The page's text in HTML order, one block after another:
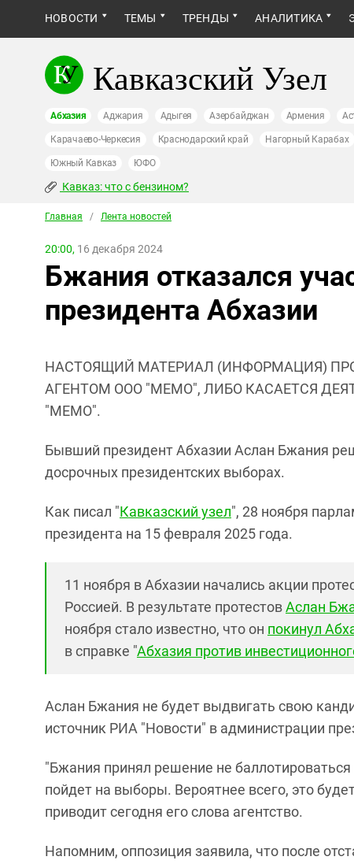
НОВОСТИ ТЕМЫ ТРЕНДЫ АНАЛИТИКА
Кавказский Узел
Абхазия Аджария Адыгея Азербайджан Армения
Карачаево-Черкесия Краснодарский край Нагорный Карабах
Южный Кавказ ЮФО
Кавказ: что с бензином?
Главная / Лента новостей
20:00, 16 декабря 2024
Бжания отказался
президента Абхазии
НАСТОЯЩИЙ МАТЕРИАЛ (ИНФОРМАЦИЯ)
АГЕНТОМ ООО "МЕМО", ЛИБО КАСАЕТСЯ
"МЕМО".
Бывший президент Абхазии Аслан Бжания
досрочных президентских выборах.
Как писал "Кавказский узел", 28 ноября
президента на 15 февраля 2025 года.
11 ноября в Абхазии начались акции
Россией. В результате протестовАслан
ноября стало известно, что он покинул
в справке "Абхазия против
Аслан Бжания не будет выдвигать свою
источник РИА "Новости" в администрации
"Бжания принял решение не
пойдет на выборы. Вероятнее всего, это
приводит сегодня его слова агентство.
Напомним, оппозиция заявила, что после